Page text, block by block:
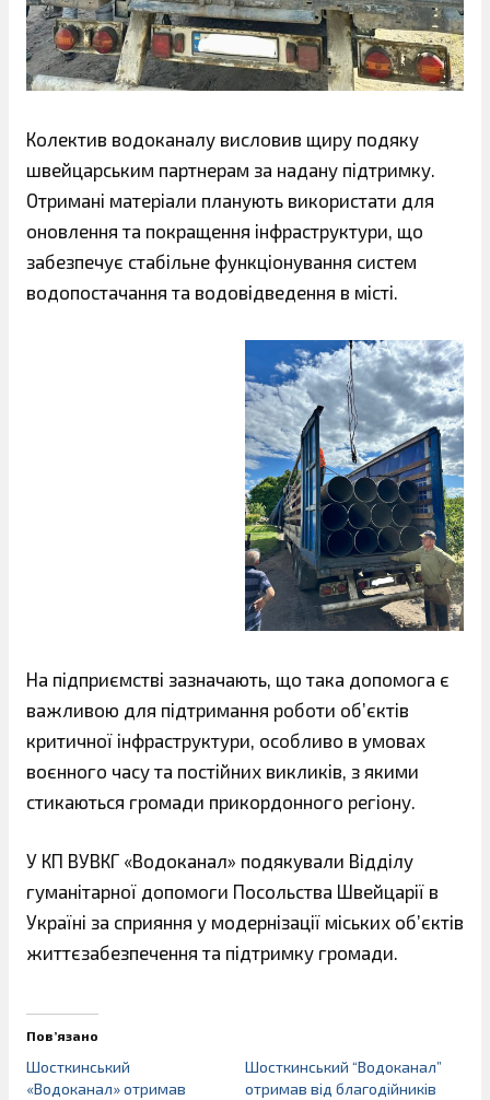
Колектив водоканалу висловив щиру подяку
швейцарським партнерам за надану підтримку.
Отримані матеріали планують використати для
оновлення та покращення інфраструктури, що
забезпечує стабільне функціонування систем
водопостачання та водовідведення в місті.
На підприємстві зазначають, що така допомога є
важливою для підтримання роботи об’єктів
критичної інфраструктури, особливо в умовах
воєнного часу та постійних викликів, з якими
стикаються громади прикордонного регіону.
У КП ВУВКГ «Водоканал» подякували Відділу
гуманітарної допомоги Посольства Швейцарії в
Україні за сприяння у модернізації міських об’єктів
життєзабезпечення та підтримку громади.
Пов’язано
Шосткинський
«Водоканал» отримав
Шосткинський “Водоканал”
отримав від благодійників